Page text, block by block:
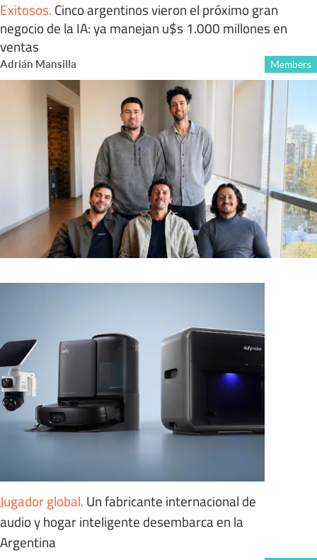
Exitosos. Cinco argentinos vieron el próximo gran
negocio de la IA: ya manejan u$s 1.000 millones en
ventas
Adrián Mansilla Members
Jugador global. Un fabricante internacional de
audio y hogar inteligente desembarca en la
Argentina